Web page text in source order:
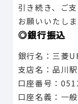
引き続き、ご
お願いいたしま
◎銀行振込
銀行名：三菱
支店名：品川
口座番号：
口座名義：一